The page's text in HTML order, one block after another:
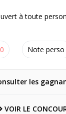
0 Note perso
à toute
les
VOIR LE